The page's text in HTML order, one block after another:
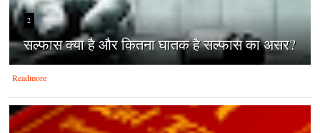
2
सल्फास क्या है और कितना घातक है सल्फास का असर?
Readmore